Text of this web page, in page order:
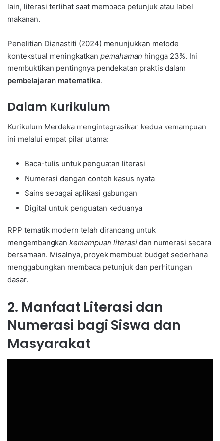
lain, literasi terlihat saat membaca petunjuk atau label
makanan.
Penelitian Dianastiti (2024) menunjukkan metode
kontekstual meningkatkan pemahaman hingga 23%. Ini
membuktikan pentingnya pendekatan praktis dalam
pembelajaran matematika.
Dalam Kurikulum
Kurikulum Merdeka mengintegrasikan kedua kemampuan
ini melalui empat pilar utama:
Baca-tulis untuk penguatan literasi
Numerasi dengan contoh kasus nyata
Sains sebagai aplikasi gabungan
Digital untuk penguatan keduanya
RPP tematik modern telah dirancang untuk
mengembangkan kemampuan literasi dan numerasi secara
bersamaan. Misalnya, proyek membuat budget sederhana
menggabungkan membaca petunjuk dan perhitungan
dasar.
2. Manfaat Literasi dan
Numerasi bagi Siswa dan
Masyarakat